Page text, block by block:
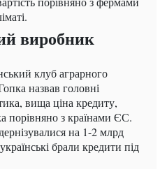
виробник
клуб аграрного
назвав головні
вища ціна кредиту,
порівняно з країнами ЄС.
на 1-2 млрд
брали кредити під